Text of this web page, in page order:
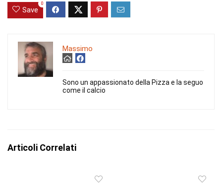
Save
0
Massimo
Sono un appassionato della Pizza e la seguo
come il calcio
Articoli Correlati